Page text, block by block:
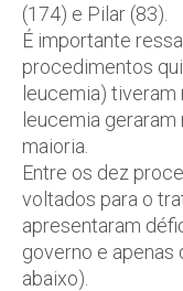
(174) e Pilar (83).
É importante
procedimentos
leucemia)
leucemia
maioria.
Entre os dez
voltados para o
apresentaram
governo e
abaixo).